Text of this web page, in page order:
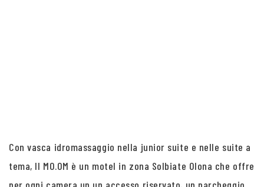
Con vasca idromassaggio nella junior suite e nelle suite a
tema, Il MO.OM è un motel in zona Solbiate Olona che offre